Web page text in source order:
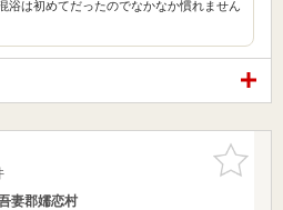
浴は初めてだったのでなかなか慣れません
お気に入
りに追加
妻郡嬬恋村